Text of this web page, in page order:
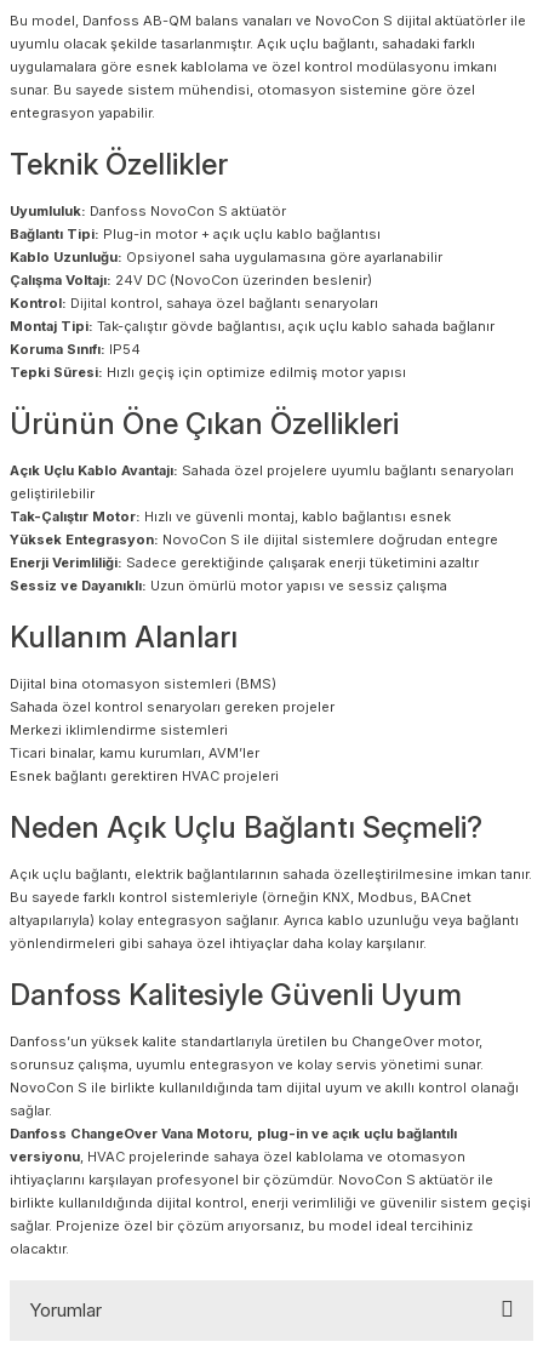
Bu model, Danfoss AB-QM balans vanaları ve NovoCon S dijital aktüatörler ile
uyumlu olacak şekilde tasarlanmıştır. Açık uçlu bağlantı, sahadaki farklı
uygulamalara göre esnek kablolama ve özel kontrol modülasyonu imkanı
sunar. Bu sayede sistem mühendisi, otomasyon sistemine göre özel
entegrasyon yapabilir.
Teknik Özellikler
Uyumluluk: Danfoss NovoCon S aktüatör
Bağlantı Tipi: Plug-in motor + açık uçlu kablo bağlantısı
Kablo Uzunluğu: Opsiyonel saha uygulamasına göre ayarlanabilir
Çalışma Voltajı: 24V DC (NovoCon üzerinden beslenir)
Kontrol: Dijital kontrol, sahaya özel bağlantı senaryoları
Montaj Tipi: Tak-çalıştır gövde bağlantısı, açık uçlu kablo sahada bağlanır
Koruma Sınıfı: IP54
Tepki Süresi: Hızlı geçiş için optimize edilmiş motor yapısı
Ürünün Öne Çıkan Özellikleri
Açık Uçlu Kablo Avantajı: Sahada özel projelere uyumlu bağlantı senaryoları
geliştirilebilir
Tak-Çalıştır Motor: Hızlı ve güvenli montaj, kablo bağlantısı esnek
Yüksek Entegrasyon: NovoCon S ile dijital sistemlere doğrudan entegre
Enerji Verimliliği: Sadece gerektiğinde çalışarak enerji tüketimini azaltır
Sessiz ve Dayanıklı: Uzun ömürlü motor yapısı ve sessiz çalışma
Kullanım Alanları
Dijital bina otomasyon sistemleri (BMS)
Sahada özel kontrol senaryoları gereken projeler
Merkezi iklimlendirme sistemleri
Ticari binalar, kamu kurumları, AVM’ler
Esnek bağlantı gerektiren HVAC projeleri
Neden Açık Uçlu Bağlantı Seçmeli?
Açık uçlu bağlantı, elektrik bağlantılarının sahada özelleştirilmesine imkan tanır.
Bu sayede farklı kontrol sistemleriyle (örneğin KNX, Modbus, BACnet
altyapılarıyla) kolay entegrasyon sağlanır. Ayrıca kablo uzunluğu veya bağlantı
yönlendirmeleri gibi sahaya özel ihtiyaçlar daha kolay karşılanır.
Danfoss Kalitesiyle Güvenli Uyum
Danfoss’un yüksek kalite standartlarıyla üretilen bu ChangeOver motor,
sorunsuz çalışma, uyumlu entegrasyon ve kolay servis yönetimi sunar.
NovoCon S ile birlikte kullanıldığında tam dijital uyum ve akıllı kontrol olanağı
sağlar.
Danfoss ChangeOver Vana Motoru, plug-in ve açık uçlu bağlantılı
versiyonu , HVAC projelerinde sahaya özel kablolama ve otomasyon
ihtiyaçlarını karşılayan profesyonel bir çözümdür. NovoCon S aktüatör ile
birlikte kullanıldığında dijital kontrol, enerji verimliliği ve güvenilir sistem geçişi
sağlar. Projenize özel bir çözüm arıyorsanız, bu model ideal tercihiniz
olacaktır.
Yorumlar